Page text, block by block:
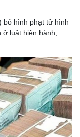
bỏ hình phạt tử hình
luật hiện hành,